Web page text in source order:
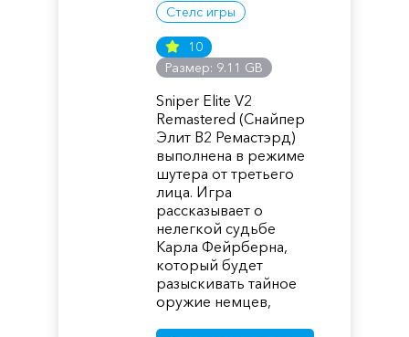
Стелс игры
10
Размер: 9.11 GB
Sniper Elite V2
Remastered (Снайпер
Элит В2 Ремастэрд)
выполнена в режиме
шутера от третьего
лица. Игра
рассказывает о
нелегкой судьбе
Карла Фейрберна,
который будет
разыскивать тайное
оружие немцев,